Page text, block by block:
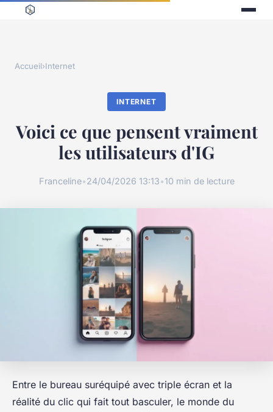
Accueil›Internet
INTERNET
Voici ce que pensent vraiment
les utilisateurs d'IG
Franceline•24/04/2026 13:13•10 min de lecture
Entre le bureau suréquipé avec triple écran et la
réalité du clic qui fait tout basculer, le monde du